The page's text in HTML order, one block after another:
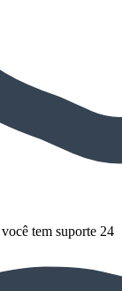
tem suporte 24